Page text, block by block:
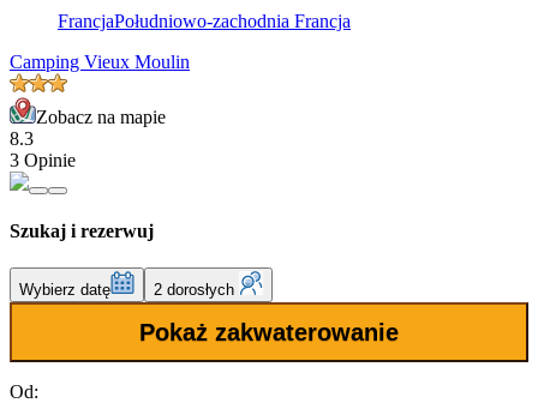
FrancjaPołudniowo-zachodnia Francja
Camping Vieux Moulin
Zobacz na mapie
8.3
3 Opinie
Szukaj i rezerwuj
Wybierz datę 2 dorosłych
Pokaż zakwaterowanie
Od: